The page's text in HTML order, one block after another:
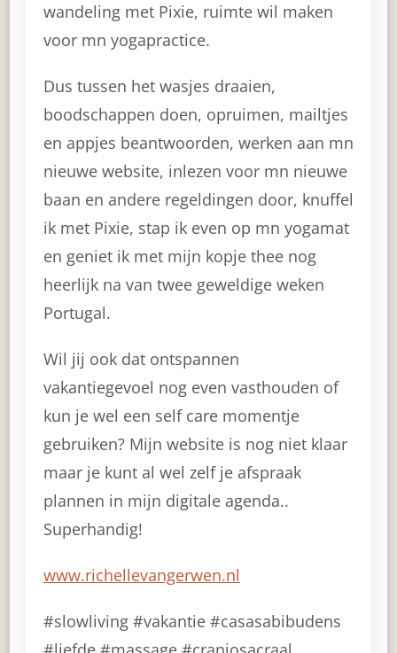
wandeling met Pixie, ruimte wil maken
voor mn yogapractice.
Dus tussen het wasjes draaien,
boodschappen doen, opruimen, mailtjes
en appjes beantwoorden, werken aan mn
nieuwe website, inlezen voor mn nieuwe
baan en andere regeldingen door, knuffel
ik met Pixie, stap ik even op mn yogamat
en geniet ik met mijn kopje thee nog
heerlijk na van twee geweldige weken
Portugal.
Wil jij ook dat ontspannen
vakantiegevoel nog even vasthouden of
kun je wel een self care momentje
gebruiken? Mijn website is nog niet klaar
maar je kunt al wel zelf je afspraak
plannen in mijn digitale agenda..
Superhandig!
www.richellevangerwen.nl
#slowliving #vakantie #casasabibudens